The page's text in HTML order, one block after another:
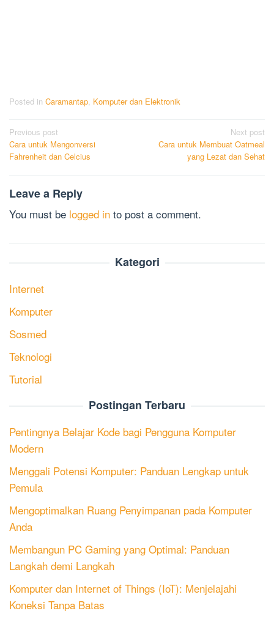
Posted in Caramantap Komputer dan Elektronik
Post
navigation
Previous post
Cara untuk Mengonversi
Fahrenheit dan Celcius
Next post
Cara untuk Membuat Oatmeal
yang Lezat dan Sehat
Leave a Reply
You must be logged in to post a comment.
Kategori
Internet
Komputer
Sosmed
Teknologi
Tutorial
Postingan Terbaru
Pentingnya Belajar Kode bagi Pengguna Komputer
Modern
Menggali Potensi Komputer: Panduan Lengkap untuk
Pemula
Mengoptimalkan Ruang Penyimpanan pada Komputer
Anda
Membangun PC Gaming yang Optimal: Panduan
Langkah demi Langkah
Komputer dan Internet of Things (IoT): Menjelajahi
Koneksi Tanpa Batas